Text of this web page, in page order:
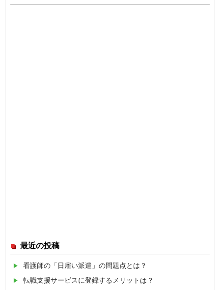
最近の投稿
看護師の「日雇い派遣」の問題点とは？
転職支援サービスに登録するメリットは？